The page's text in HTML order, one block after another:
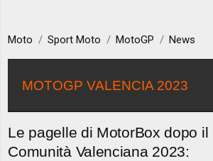
Moto Sport Moto MotoGP News
MOTOGP VALENCIA 2023
Le pagelle di MotorBox dopo il
Comunità Valenciana 2023: